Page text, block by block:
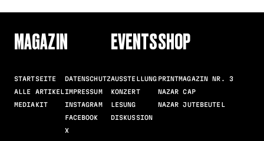
MAGAZIN
STARTSEITE
ALLE ARTIKEL
MEDIAKIT
DATENSCHUTZ
IMPRESSUM
INSTAGRAM
FACEBOOK
X
EVENTS
AUSSTELLUNG
KONZERT
LESUNG
DISKUSSION
SHOP
PRINTMAGAZIN NR. 3
NAZAR CAP
NAZAR JUTEBEUTEL